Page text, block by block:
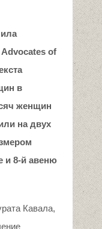
of
в
женщин
на двух
и 8-й авеню
Кавала,